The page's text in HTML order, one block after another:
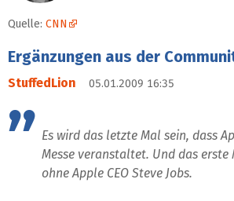
Quelle: CNN
Ergänzungen aus der
StuffedLion 05.01.2009 16:35
Es wird das letzte Mal sein, dass
Messe veranstaltet. Und das erste
ohne Apple CEO Steve Jobs.